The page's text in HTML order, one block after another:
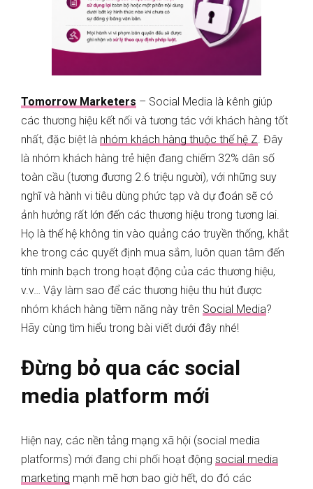
Tomorrow Marketers – Social Media là kênh giúp
các thương hiệu kết nối và tương tác với khách hàng tốt
nhất, đặc biệt là nhóm khách hàng thuộc thế hệ Z. Đây
là nhóm khách hàng trẻ hiện đang chiếm 32% dân số
toàn cầu (tương đương 2.6 triệu người), với những suy
nghĩ và hành vi tiêu dùng phức tạp và dự đoán sẽ có
ảnh hưởng rất lớn đến các thương hiệu trong tương lai.
Họ là thế hệ không tin vào quảng cáo truyền thống, khắt
khe trong các quyết định mua sắm, luôn quan tâm đến
tính minh bạch trong hoạt động của các thương hiệu,
v.v… Vậy làm sao để các thương hiệu thu hút được
nhóm khách hàng tiềm năng này trên Social Media?
Hãy cùng tìm hiểu trong bài viết dưới đây nhé!
Đừng bỏ qua các social
media platform mới
Hiện nay, các nền tảng mạng xã hội (social media
platforms) mới đang chi phối hoạt động social media
marketing mạnh mẽ hơn bao giờ hết, do đó các